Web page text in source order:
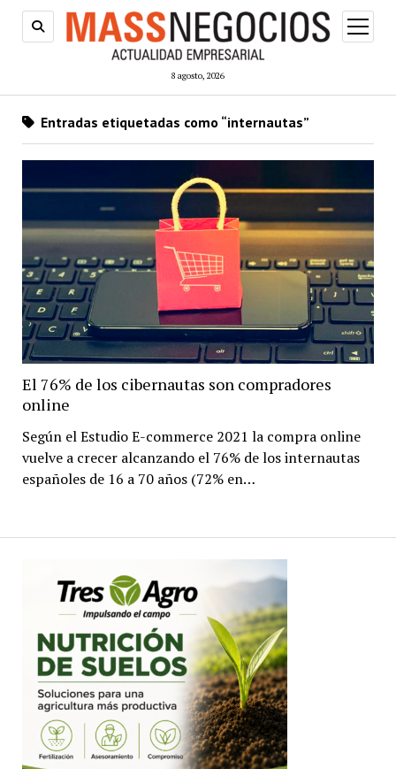
8 agosto, 2026
abrir
menú
Entradas etiquetadas como “internautas”
El 76% de los cibernautas son compradores
online
Según el Estudio E-commerce 2021 la compra online
vuelve a crecer alcanzando el 76% de los internautas
españoles de 16 a 70 años (72% en…